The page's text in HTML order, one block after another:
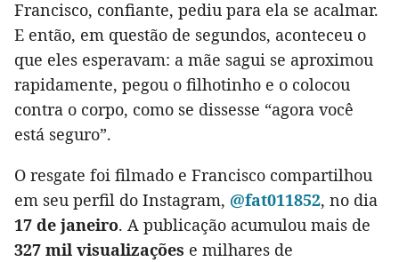
Francisco, confiante, pediu para ela se acalmar.
E então, em questão de segundos, aconteceu o
que eles esperavam: a mãe sagui se aproximou
rapidamente, pegou o filhotinho e o colocou
contra o corpo, como se dissesse “agora você
está seguro”.
O resgate foi filmado e Francisco compartilhou
em seu perfil do Instagram, @fat011852, no dia
17 de janeiro. A publicação acumulou mais de
327 mil visualizações e milhares de